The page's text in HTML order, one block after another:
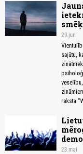
29.jun
sajūtu,
raksta
23.mai